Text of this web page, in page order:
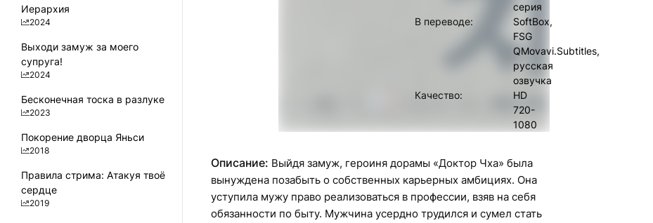
серия
В переводе:
SoftBox,
FSG
QMovavi.Subtitles,
русская
озвучка
Качество:
HD
720-
1080
Описание: Выйдя замуж, героиня дорамы «Доктор Чха» была
вынуждена позабыть о собственных карьерных амбициях. Она
уступила мужу право реализоваться в профессии, взяв на себя
обязанности по быту. Мужчина усердно трудился и сумел стать
Иерархия
2024
Выходи замуж за моего
супруга!
2024
Бесконечная тоска в разлуке
2023
Покорение дворца Яньси
2018
Правила стрима: Атакуя твоё
сердце
2019